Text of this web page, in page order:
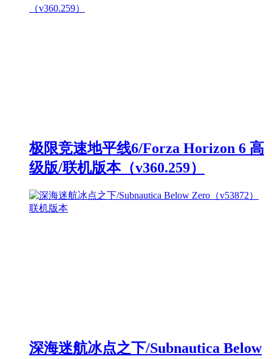
极限竞速地平线6/Forza Horizon 6 高
级版/联机版本（v360.259）
深海迷航冰点之下/Subnautica Below